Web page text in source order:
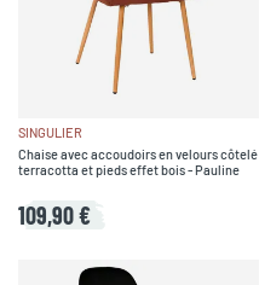
SINGULIER
Chaise avec accoudoirs en velours côtelé
terracotta et pieds effet bois - Pauline
109,90 €